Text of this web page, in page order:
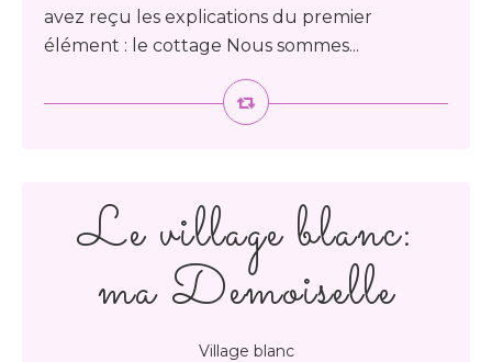
avez reçu les explications du premier
élément : le cottage Nous sommes...
Le village blanc:
ma Demoiselle
Village blanc